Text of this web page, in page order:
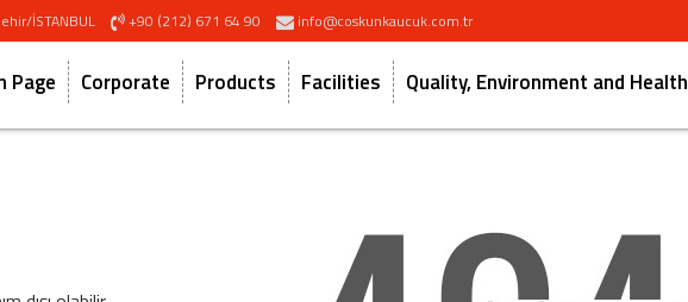
İSTANBUL +90 (212) 671 64 90 info@coskunkaucuk.com.tr
Page Corporate Products Facilities Quality, Environment and Health